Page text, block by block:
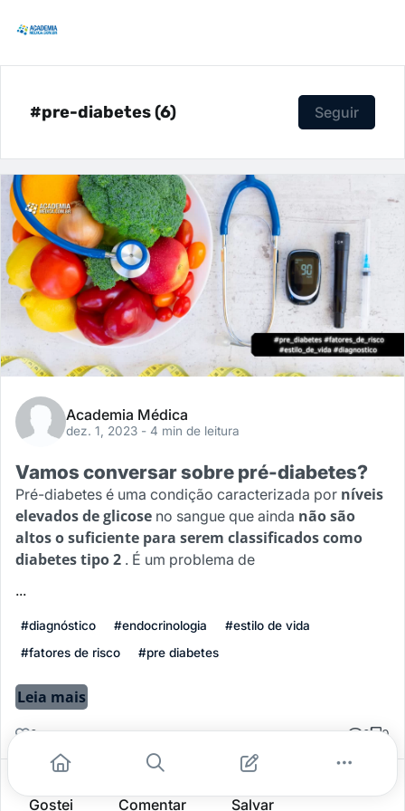
#pre-diabetes (6) Seguir
Academia Médica
dez. 1, 2023 - 4 min de leitura
Vamos conversar sobre pré-diabetes?
Pré-diabetes é uma condição caracterizada por níveis
elevados de glicose no sangue que ainda não são
altos o suficiente para serem classificados como
diabetes tipo 2 . É um problema de
...
#diagnóstico #endocrinologia
#estilo de vida
#fatores de risco
#pre diabetes
Leia mais
0 0 0
Gostei Comentar Salvar